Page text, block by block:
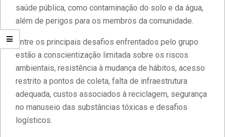
saúde pública, como contaminação do solo e da água,
além de perigos para os membros da comunidade.
Entre os principais desafios enfrentados pelo grupo
estão a conscientização limitada sobre os riscos
ambientais, resistência à mudança de hábitos, acesso
restrito a pontos de coleta, falta de infraestrutura
adequada, custos associados à reciclagem, segurança
no manuseio das substâncias tóxicas e desafios
logísticos.